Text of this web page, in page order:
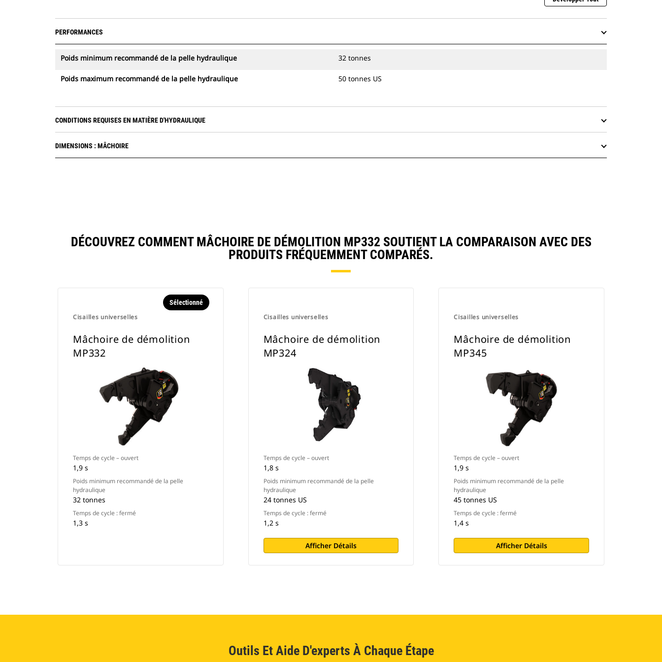
PERFORMANCES
Poids minimum recommandé de la pelle hydraulique 32 tonnes
Poids maximum recommandé de la pelle hydraulique 50 tonnes US
CONDITIONS REQUISES EN MATIÈRE D'HYDRAULIQUE
DIMENSIONS : MÂCHOIRE
DÉCOUVREZ COMMENT MÂCHOIRE DE DÉMOLITION MP332 SOUTIENT LA COMPARAISON AVEC DES
PRODUITS FRÉQUEMMENT COMPARÉS.
Cisailles universelles
Sélectionné
Mâchoire de démolition
MP332
Temps de cycle – ouvert
1,9 s
Poids minimum recommandé de la pelle
hydraulique
32 tonnes
Temps de cycle : fermé
1,3 s
Cisailles universelles
Mâchoire de démolition
MP324
Temps de cycle – ouvert
1,8 s
Poids minimum recommandé de la pelle
hydraulique
24 tonnes US
Temps de cycle : fermé
1,2 s
Afficher Détails
Cisailles universelles
Mâchoire de démolition
MP345
Temps de cycle – ouvert
1,9 s
Poids minimum recommandé de la pelle
hydraulique
45 tonnes US
Temps de cycle : fermé
1,4 s
Afficher Détails
Outils Et Aide D'experts À Chaque Étape